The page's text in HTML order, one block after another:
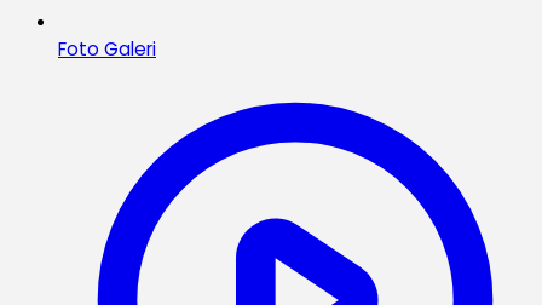
Foto Galeri